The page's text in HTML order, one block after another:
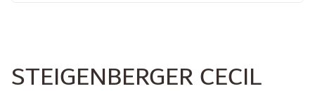
STEIGENBERGER CECIL